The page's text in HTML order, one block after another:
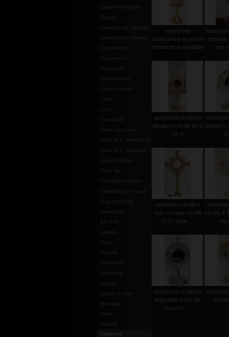
Casule Pietrobon
Cingoli
Completi da Viaggio
Completi per Messa
Completi per
Sacramenti
Copertine
Copriamboni
Corone statue
Cotte
Croci
Croci Astili
Croci con base
Croci di S. Benedetto
Croci di S. Damiano
Croci Pettorali
Croci Tau
Crocifissi in legno
Completi per messa
in punto Assisi
Dalmatiche
Ex Voto
gemelli
Leggii
Legno di olivo
Medaglie
Mitrie
Natività
Ostensori
ostensorio
ambrosiano in ottone
dorato teca estraibile
per
ostensorio in ottone
dorato h.cm.36 teca
cm.8
dorato
ostensorio di olivo
fatto a mano cm.85
X 52 ostia ...
cm.55 X
da
ostensorio in ottone
argentato h.cm.26
teca cm....